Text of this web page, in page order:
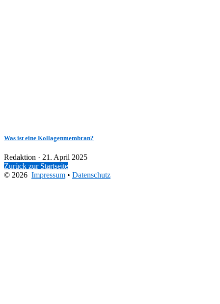
Was ist eine Kollagenmembran?
Redaktion · Veröffentlicht
am
21. April 2025
Zurück zur Startseite
© 2026 Impressum • Datenschutz